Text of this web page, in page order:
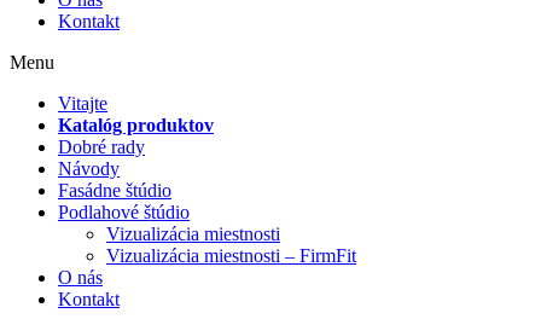
Kontakt
Menu
Vitajte
Katalóg produktov
Dobré rady
Návody
Fasádne štúdio
Podlahové štúdio
Vizualizácia miestnosti
Vizualizácia miestnosti – FirmFit
O nás
Kontakt